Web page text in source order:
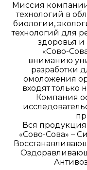
Миссия
технологий в
биологии,
технологий для
здоровья и
«Сово-
вниманию
разработки
омоложения
входят только
Компания
Вся
«Сово-Сова» –